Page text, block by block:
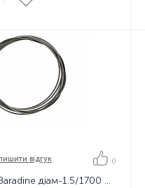
вiдгук 0
Трос для гальм Baradine діам-1.5/1700 мм, оцинковка (Шимано)